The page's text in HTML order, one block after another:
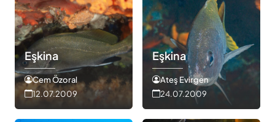
Eşkina
Cem Özoral
12.07.2009
Eşkina
Ateş Evirgen
24.07.2009